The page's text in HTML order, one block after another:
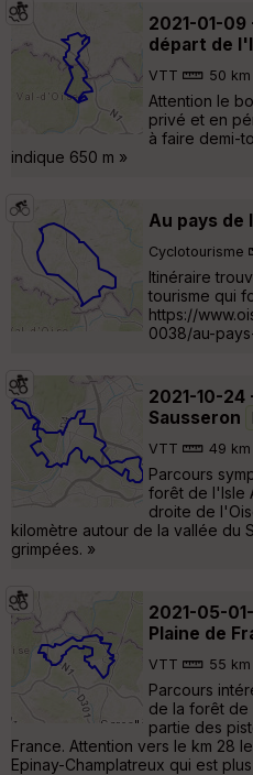
2021-01-
départ de
VTT 50
Attention le
privé et en
à faire demi-
indique 650 m »
Au pays de
Cyclotourisme
Itinéraire
tourisme qui
https://
0038/au-
2021-10-
Sausseron
VTT 49
Parcours
forêt de l'Isle
droite de
kilomètre autour de la vallée du
grimpées. »
2021-05-
Plaine de
VTT 55
Parcours
de la forêt de
partie des
France. Attention vers le km 28
Epinay-Champlatreux qui est